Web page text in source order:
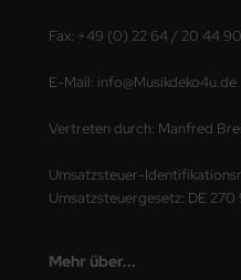
Fax: +49 (0) 22 64 / 20 44
E-Mail: info@Musikdeko4u.de
Vertreten durch: Manfred
Umsatzsteuer-
Umsatzsteuergesetz: DE 270
Mehr über...